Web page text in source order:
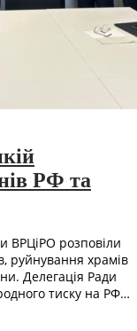
РФ та
ВРЦіРО розповіли
руйнування храмів
Делегація Ради
тиску на РФ…